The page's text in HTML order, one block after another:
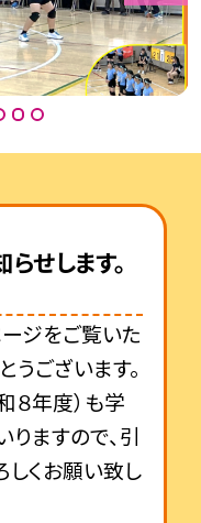
せします。
ジをご覧いた
うございます。
８年度）も学
ますので、引
くお願い致し